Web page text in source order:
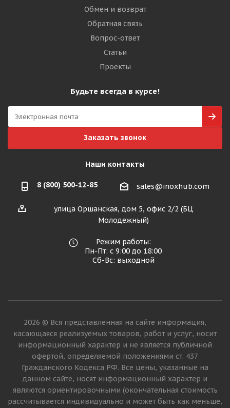
Обмен и возврат
Обратная связь
Вопрос-ответ
Статьи
Проекты
Будьте всегда в курсе!
Заказать звонок
Наши контакты
8 (800) 500-12-85 sales@inoxhub.com
улица Оршанская, дом 5, офис 2/2 (БЦ
Молодежный)
Режим работы:
Пн-Пт: с 9:00 до 18:00
Сб-Вс: выходной
2026 © Вся представленная на сайте информация,
касающаяся реализуемых товаров, работ и услуг, носит
информационный характер и не является публичной
офертой, определяемой положениями ст. 437
Гражданского Кодекса РФ. Все цены, указанные на
данном сайте, носят информационный характер и
являются ориентировочными (окончательная стоимость
рассчитывается индивидуально и может быть как меньше,